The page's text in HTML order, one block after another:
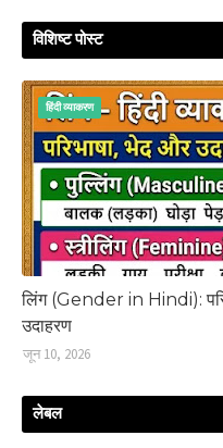
विशिष्ट पोस्ट
हिंदी व्‍याकरण
लिंग (Gender in Hindi):
उदाहरण
जून 10, 2026
लेबल